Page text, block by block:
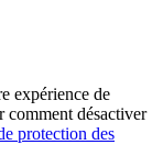
expérience de
comment désactiver
protection des